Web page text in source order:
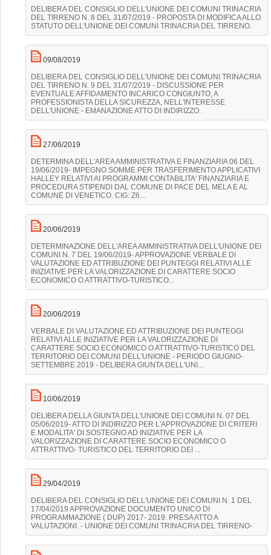
DELIBERA DEL CONSIGLIO DELL'UNIONE DEI COMUNI TRINACRIA
DEL TIRRENO N. 8 DEL 31/07/2019 - PROPOSTA DI MODIFICA ALLO
STATUTO DELL'UNIONE DEI COMUNI TRINACRIA DEL TIRRENO.
09/08/2019
DELIBERA DEL CONSIGLIO DELL'UNIONE DEI COMUNI TRINACRIA
DEL TIRRENO N. 9 DEL 31/07/2019 - DISCUSSIONE PER
EVENTUALE AFFIDAMENTO INCARICO CONGIUNTO, A
PROFESSIONISTA DELLA SICUREZZA, NELL'INTERESSE
DELL'UNIONE - EMANAZIONE ATTO DI INDIRIZZO.
27/06/2019
DETERMINA DELL'AREA AMMINISTRATIVA E FINANZIARIA 06 DEL
19/06/2019- IMPEGNO SOMME PER TRASFERIMENTO APPLICATIVI
HALLEY RELATIVI AI PROGRAMMI CONTABILITA' FINANZIARIA E
PROCEDURA STIPENDI DAL COMUNE DI PACE DEL MELA E AL
COMUNE DI VENETICO. CIG: Z6...
20/06/2019
DETERMINAZIONE DELL'AREA AMMINISTRATIVA DELL'UNIONE DEI
COMUNI N. 7 DEL 19/06/2019- APPROVAZIONE VERBALE DI
VALUTAZIONE ED ATTRIBUZIONE DEI PUNTEGGI RELATIVI ALLE
INIZIATIVE PER LA VALORIZZAZIONE DI CARATTERE SOCIO
ECONOMICO O ATTRATTIVO-TURISTICO...
20/06/2019
VERBALE DI VALUTAZIONE ED ATTRIBUZIONE DEI PUNTEGGI
RELATIVI ALLE INIZIATIVE PER LA VALORIZZAZIONE DI
CARATTERE SOCIO ECONOMICO O ATTRATTIVO-TURISTICO DEL
TERRITORIO DEI COMUNI DELL'UNIONE - PERIODO GIUGNO-
SETTEMBRE 2019 - DELIBERA GIUNTA DELL'UNI...
10/06/2019
DELIBERA DELLA GIUNTA DELL'UNIONE DEI COMUNI N. 07 DEL
05/06/2019- ATTO DI INDIRIZZO PER L'APPROVAZIONE DI CRITERI
E MODALITA' DI SOSTEGNO AD INIZIATIVE PER LA
VALORIZZAZIONE DI CARATTERE SOCIO ECONOMICO O
ATTRATTIVO- TURISTICO DEL TERRITORIO DEI ...
29/04/2019
DELIBERA DEL CONSIGLIO DELL'UNIONE DEI COMUNI N. 1 DEL
17/04/2019 APPROVAZIONE DOCUMENTO UNICO DI
PROGRAMMAZIONE ( DUP) 2017- 2019. PRESA ATTO A
VALUTAZIONI. - UNIONE DEI COMUNI TRINACRIA DEL TIRRENO-